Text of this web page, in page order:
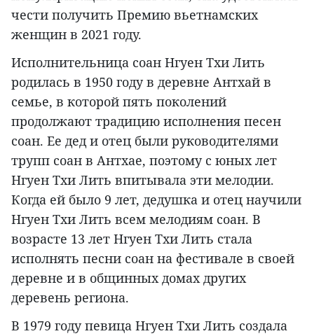
чести получить Премию вьетнамских
женщин в 2021 году.
Исполнительница соан Нгуен Тхи Лить
родилась в 1950 году в деревне Антхай в
семье, в которой пять поколений
продолжают традицию исполнения песен
соан. Ее дед и отец были руководителями
трупп соан в Антхае, поэтому с юных лет
Нгуен Тхи Лить впитывала эти мелодии.
Когда ей было 9 лет, дедушка и отец научили
Нгуен Тхи Лить всем мелодиям соан. В
возрасте 13 лет Нгуен Тхи Лить стала
исполнять песни сoaн на фестивале в своей
деревне и в общинных домах других
деревень региона.
В 1979 году певица Нгуен Тхи Лить создала